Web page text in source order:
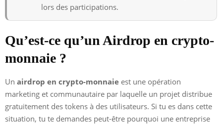
lors des participations.
Qu’est-ce qu’un Airdrop en crypto-
monnaie ?
Un airdrop en crypto-monnaie est une opération
marketing et communautaire par laquelle un projet distribue
gratuitement des tokens à des utilisateurs. Si tu es dans cette
situation, tu te demandes peut-être pourquoi une entreprise